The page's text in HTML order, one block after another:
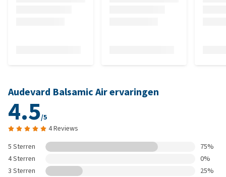
Audevard Balsamic Air ervaringen
4.5/5
4 Reviews
5 Sterren
75%
4 Sterren
0%
3 Sterren
25%